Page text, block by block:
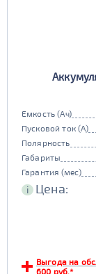
Емкость (Ач)
Пусковой ток (А)
Полярность
Габариты
Гарантия (мес)
i Цена:
Выгода на
600 руб.*